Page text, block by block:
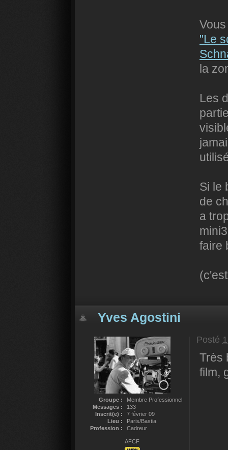
"Le
la
Les
Si le
de
a
faire
Yves Agostini
Groupe :
Membre Professionnel
Messages :
133
Inscrit(e) :
7 février 09
Lieu :
Paris/Bastia
Profession :
Cadreur
AFCF
Posté
Très
film,